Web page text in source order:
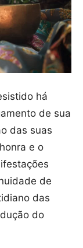
há
de sua
das suas
e o
de
das
do